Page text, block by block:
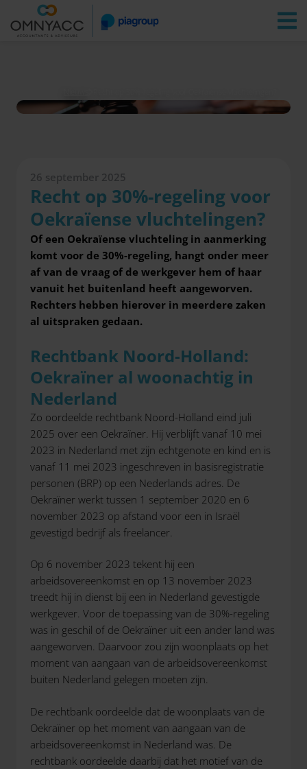
Vestigingen Zoeken
26 september 2025
Recht op 30%-regeling voor
Oekraïense vluchtelingen?
Of een Oekraïense vluchteling in aanmerking
komt voor de 30%-regeling, hangt onder meer
af van de vraag of de werkgever hem of haar
vanuit het buitenland heeft aangeworven.
Rechters hebben hierover in meerdere zaken
al uitspraken gedaan.
Rechtbank Noord-Holland:
Oekraïner al woonachtig in
Nederland
Zo oordeelde rechtbank Noord-Holland eind juli
2025 over een Oekraïner. Hij verblijft vanaf 10 mei
2023 in Nederland met zijn echtgenote en kind en is
vanaf 11 mei 2023 ingeschreven in basisregistratie
personen (BRP) op een Nederlands adres. De
Oekraïner werkt tussen 1 september 2020 en 6
november 2023 op afstand voor een in Israël
gevestigd bedrijf als freelancer.
Op 6 november 2023 tekent hij een
arbeidsovereenkomst en op 13 november 2023
treedt hij in dienst bij een in Nederland gevestigde
werkgever. Voor de toepassing van de 30%-regeling
was in geschil of de Oekraïner uit een ander land was
aangeworven. Daarvoor zou zijn woonplaats op het
moment van aangaan van de arbeidsovereenkomst
buiten Nederland gelegen moeten zijn.
De rechtbank oordeelde dat de woonplaats van de
Oekraïner op het moment van aangaan van de
arbeidsovereenkomst in Nederland was. De
rechtbank oordeelde daarbij dat het motief van de